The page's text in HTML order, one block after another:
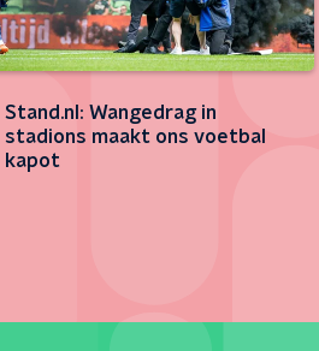
Stand.nl: Wangedrag in
stadions maakt ons voetbal
kapot